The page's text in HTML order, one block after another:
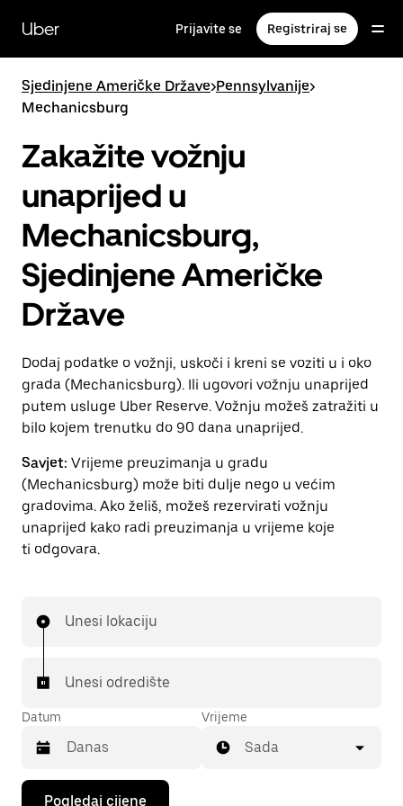
glavni
sadržaj
Uber Prijavite se Registriraj se
Sjedinjene Američke Države>Pennsylvanije>
Mechanicsburg
Zakažite vožnju
unaprijed u
Mechanicsburg,
Sjedinjene Američke
Države
Dodaj podatke o vožnji, uskoči i kreni se voziti u i oko
grada (Mechanicsburg). Ili ugovori vožnju unaprijed
putem usluge Uber Reserve. Vožnju možeš zatražiti u
bilo kojem trenutku do 90 dana unaprijed.
Savjet: Vrijeme preuzimanja u gradu
(Mechanicsburg) može biti dulje nego u većim
gradovima. Ako želiš, možeš rezervirati vožnju
unaprijed kako radi preuzimanja u vrijeme koje
ti odgovara.
Unesi lokaciju
Unesi odredište
Datum
Pritisni
Vrijeme
Sada
Pogledaj cijene